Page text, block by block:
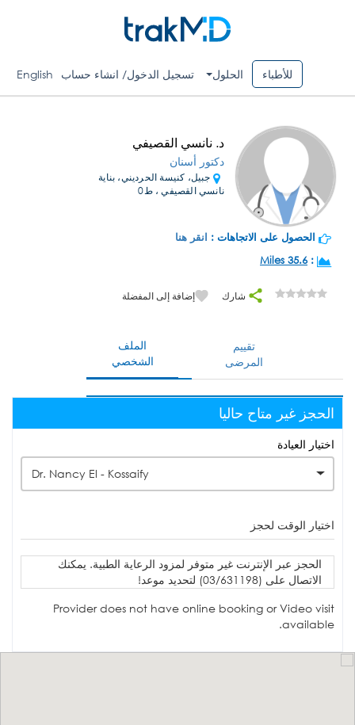
للأطباء الحلول تسجيل الدخول/ انشاء حساب English
د. نانسي القصيفي
دكتور أسنان
جبيل، كنيسة الحرديني، بناية
نانسي القصيفي ، ط0
الحصول على الاتجاهات : انقر هنا
:
35.6 Miles
شارك إضافة إلى المفضلة
الملف
الشخصي
تقييم
المرضى
الحجز غير متاح حاليا
اختيار العيادة
Dr. Nancy El - Kossaify
اختيار الوقت لحجز
الحجز عبر الإنترنت غير متوفر لمزود الرعاية الطبية. يمكنك
الاتصال على (03/631198) لتحديد موعد!
Provider does not have online booking or Video visit
available.